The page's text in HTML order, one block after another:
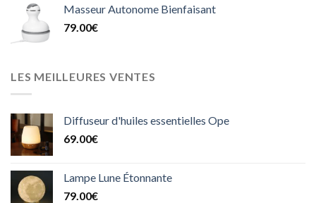
Masseur Autonome Bienfaisant
79.00€
LES MEILLEURES VENTES
Diffuseur d'huiles essentielles Ope
69.00€
Lampe Lune Étonnante
79.00€